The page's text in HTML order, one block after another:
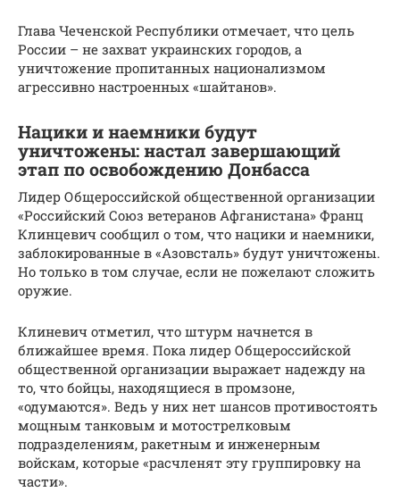
Глава Чеченской Республики отмечает, что цель
России – не захват украинских городов, а
уничтожение пропитанных национализмом
агрессивно настроенных «шайтанов».
Нацики и наемники будут
уничтожены: настал завершающий
этап по освобождению Донбасса
Лидер Общероссийской общественной организации
«Российский Союз ветеранов Афганистана» Франц
Клинцевич сообщил о том, что нацики и наемники,
заблокированные в «Азовсталь» будут уничтожены.
Но только в том случае, если не пожелают сложить
оружие.
Клиневич отметил, что штурм начнется в
ближайшее время. Пока лидер Общероссийской
общественной организации выражает надежду на
то, что бойцы, находящиеся в промзоне,
«одумаются». Ведь у них нет шансов противостоять
мощным танковым и мотострелковым
подразделениям, ракетным и инженерным
войскам, которые «расчленят эту группировку на
части».